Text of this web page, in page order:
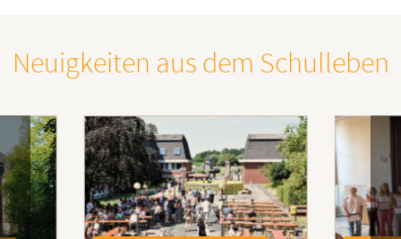
Neuigkeiten aus dem Schulleben